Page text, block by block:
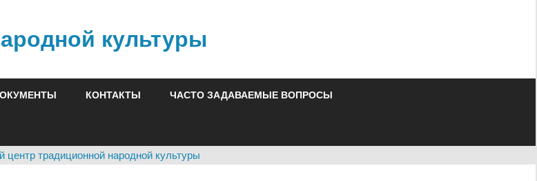
культуры
КОНТАКТЫ ЧАСТО ЗАДАВАЕМЫЕ ВОПРОСЫ